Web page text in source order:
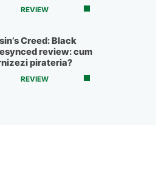
REVIEW
Creed: Black
review: cum
pirateria?
REVIEW